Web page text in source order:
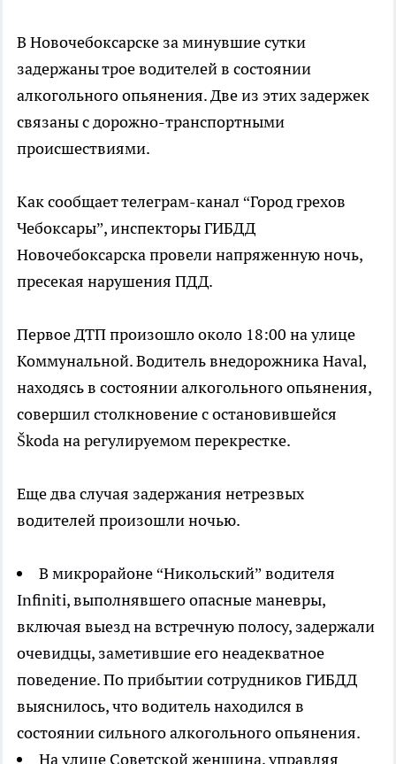
В Новочебоксарске за минувшие сутки
задержаны трое водителей в состоянии
алкогольного опьянения. Две из этих задержек
связаны с дорожно-транспортными
происшествиями.
Как сообщает телеграм-канал “Город грехов
Чебоксары”, инспекторы ГИБДД
Новочебоксарска провели напряженную ночь,
пресекая нарушения ПДД.
Первое ДТП произошло около 18:00 на улице
Коммунальной. Водитель внедорожника Haval,
находясь в состоянии алкогольного опьянения,
совершил столкновение с остановившейся
Škoda на регулируемом перекрестке.
Еще два случая задержания нетрезвых
водителей произошли ночью.
В микрорайоне “Никольский” водителя
Infiniti, выполнявшего опасные маневры,
включая выезд на встречную полосу, задержали
очевидцы, заметившие его неадекватное
поведение. По прибытии сотрудников ГИБДД
выяснилось, что водитель находился в
состоянии сильного алкогольного опьянения.
На улице Советской женщина, управляя